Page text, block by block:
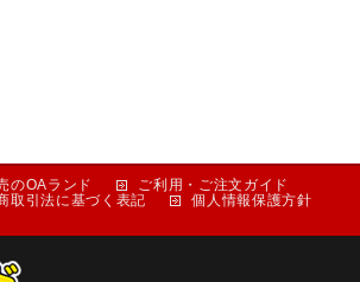
のOAランド
ご利用・ご注文ガイド
取引法に基づく表記
個人情報保護方針